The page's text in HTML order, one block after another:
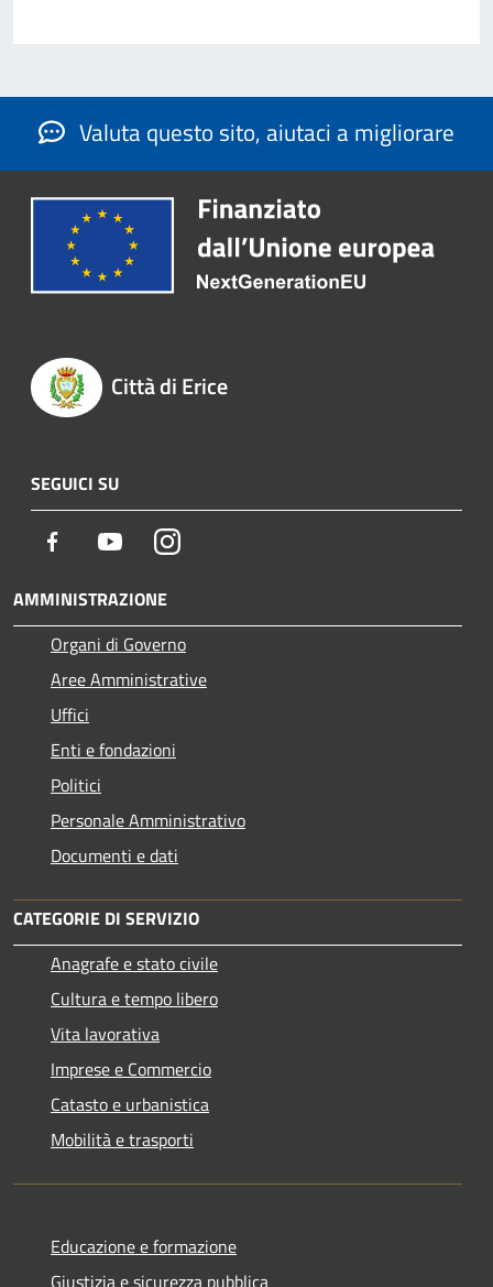
Valuta questo sito, aiutaci a migliorare
Città di Erice
SEGUICI SU
Facebook YoutubeInstagram
AMMINISTRAZIONE
Organi di Governo
Aree Amministrative
Uffici
Enti e fondazioni
Politici
Personale Amministrativo
Documenti e dati
CATEGORIE DI SERVIZIO
Anagrafe e stato civile
Cultura e tempo libero
Vita lavorativa
Imprese e Commercio
Catasto e urbanistica
Mobilità e trasporti
Educazione e formazione
Giustizia e sicurezza pubblica